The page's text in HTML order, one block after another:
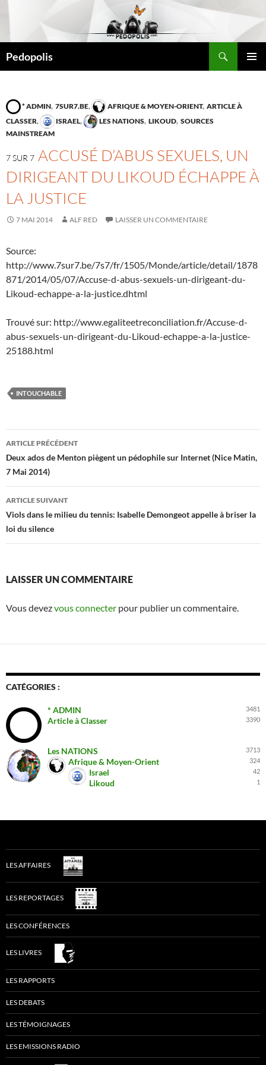
Pedopolis
* ADMIN, 7SUR7.BE, AFRIQUE & MOYEN-ORIENT, ARTICLE À
CLASSER, ISRAEL, LES NATIONS, LIKOUD, SOURCES
MAINSTREAM
7 SUR 7 ACCUSÉ D’ABUS SEXUELS, UN
DIRIGEANT DU LIKOUD ÉCHAPPE À
LA JUSTICE
7 MAI 2014 ALF RED LAISSER UN COMMENTAIRE
Source:
http://www.7sur7.be/7s7/fr/1505/Monde/article/detail/1878
871/2014/05/07/Accuse-d-abus-sexuels-un-dirigeant-du-
Likoud-echappe-a-la-justice.dhtml
Trouvé sur: http://www.egaliteetreconciliation.fr/Accuse-d-
abus-sexuels-un-dirigeant-du-Likoud-echappe-a-la-justice-
25188.html
INTOUCHABLE
Navigation
des
articles
ARTICLE PRÉCÉDENT
Deux ados de Menton piègent un pédophile sur Internet (Nice Matin,
7 Mai 2014)
ARTICLE SUIVANT
Viols dans le milieu du tennis: Isabelle Demongeot appelle à briser la
loi du silence
LAISSER UN COMMENTAIRE
Vous devezvous connecter pour publier un commentaire.
CATÉGORIES :
* ADMIN 3481
Article à Classer 3390
Les NATIONS 3713
Afrique & Moyen-Orient 324
Israel 42
Likoud 1
LES AFFAIRES
LES REPORTAGES
LES CONFÉRENCES
LES LIVRES
LES RAPPORTS
LES DEBATS
LES TÉMOIGNAGES
LES EMISSIONS RADIO